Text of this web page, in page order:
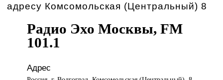
адресу Комсомольская (Центральный) 8
Радио Эхо Москвы, FM
101.1
Адрес